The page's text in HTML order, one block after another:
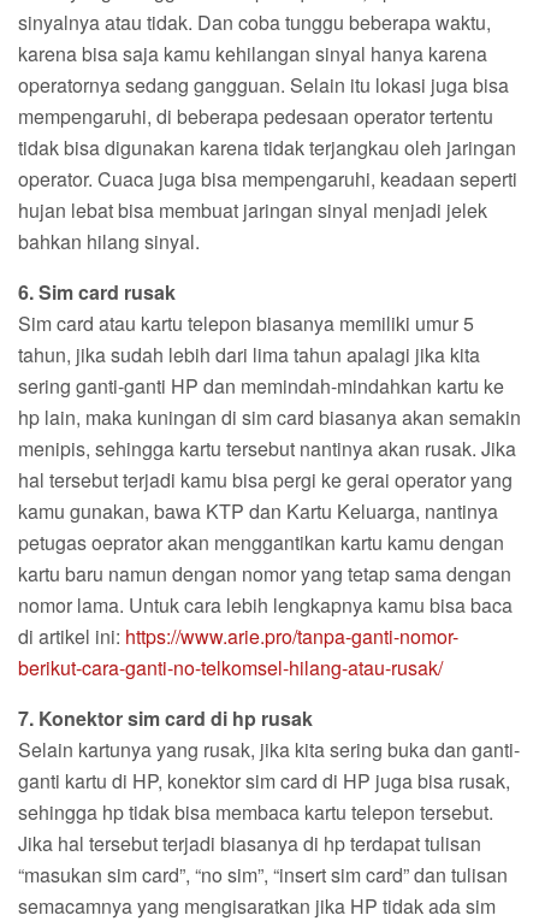
sinyalnya atau tidak. Dan coba tunggu beberapa waktu,
karena bisa saja kamu kehilangan sinyal hanya karena
operatornya sedang gangguan. Selain itu lokasi juga bisa
mempengaruhi, di beberapa pedesaan operator tertentu
tidak bisa digunakan karena tidak terjangkau oleh jaringan
operator. Cuaca juga bisa mempengaruhi, keadaan seperti
hujan lebat bisa membuat jaringan sinyal menjadi jelek
bahkan hilang sinyal.
6. Sim card rusak
Sim card atau kartu telepon biasanya memiliki umur 5
tahun, jika sudah lebih dari lima tahun apalagi jika kita
sering ganti-ganti HP dan memindah-mindahkan kartu ke
hp lain, maka kuningan di sim card biasanya akan semakin
menipis, sehingga kartu tersebut nantinya akan rusak. Jika
hal tersebut terjadi kamu bisa pergi ke gerai operator yang
kamu gunakan, bawa KTP dan Kartu Keluarga, nantinya
petugas oeprator akan menggantikan kartu kamu dengan
kartu baru namun dengan nomor yang tetap sama dengan
nomor lama. Untuk cara lebih lengkapnya kamu bisa baca
di artikel ini: https://www.arie.pro/tanpa-ganti-nomor-
berikut-cara-ganti-no-telkomsel-hilang-atau-rusak/
7. Konektor sim card di hp rusak
Selain kartunya yang rusak, jika kita sering buka dan ganti-
ganti kartu di HP, konektor sim card di HP juga bisa rusak,
sehingga hp tidak bisa membaca kartu telepon tersebut.
Jika hal tersebut terjadi biasanya di hp terdapat tulisan
“masukan sim card”, “no sim”, “insert sim card” dan tulisan
semacamnya yang mengisaratkan jika HP tidak ada sim